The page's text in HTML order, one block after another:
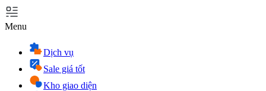
Menu
Dịch vụ
Sale giá tốt
Kho giao diện